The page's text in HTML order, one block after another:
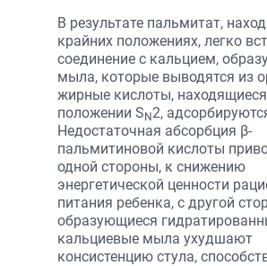
В результате пальмитат,
крайних положениях, легко
соединение с кальцием,
мыла, которые выводятся из
жирные кислоты,
положении S N 2,
Недостаточная абсорбция β-
пальмитиновой кислоты
одной стороны, к снижению
энергетической ценности
питания ребенка, с другой
образующиеся
кальциевые мыла ухудшают
консистенцию стула,